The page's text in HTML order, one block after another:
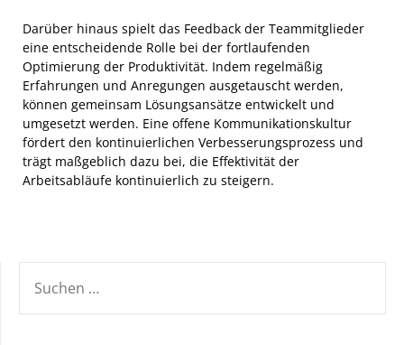
Darüber hinaus spielt das Feedback der Teammitglieder
eine entscheidende Rolle bei der fortlaufenden
Optimierung der Produktivität. Indem regelmäßig
Erfahrungen und Anregungen ausgetauscht werden,
können gemeinsam Lösungsansätze entwickelt und
umgesetzt werden. Eine offene Kommunikationskultur
fördert den kontinuierlichen Verbesserungsprozess und
trägt maßgeblich dazu bei, die Effektivität der
Arbeitsabläufe kontinuierlich zu steigern.
NACH: